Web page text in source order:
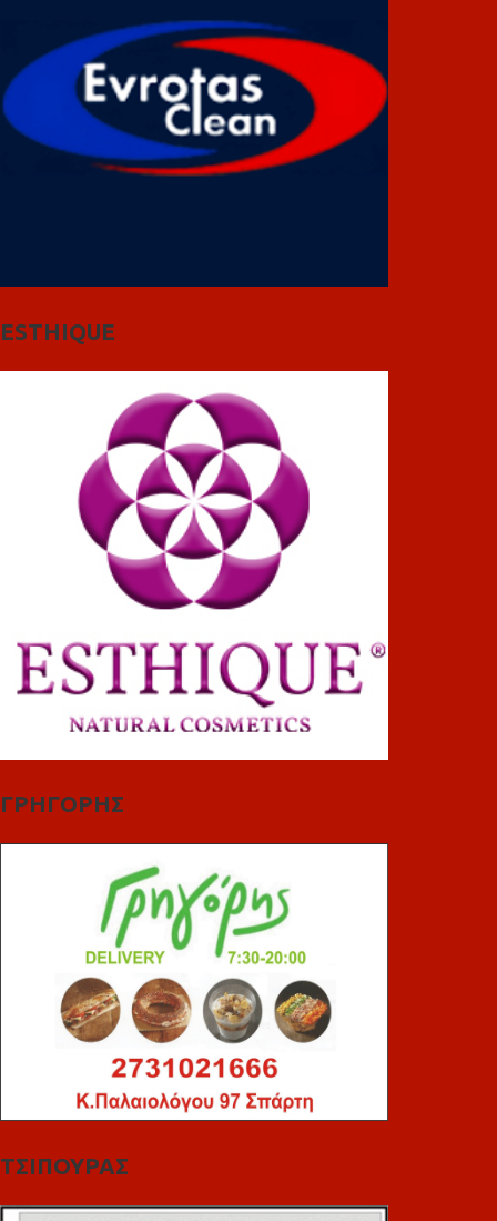
ESTHIQUE
ΓΡΗΓΟΡΗΣ
ΤΣΙΠΟΥΡΑΣ